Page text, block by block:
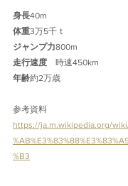
身長40m
体重3万5千ｔ
ジャンプ力800m
走行速度 時速450km
年齢約2万歳
参考資料
https://ja.m.wikipedia.org/
%B3